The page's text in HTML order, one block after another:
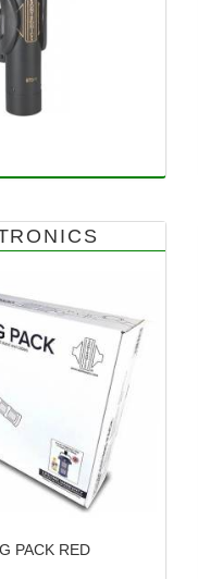
PACK RED